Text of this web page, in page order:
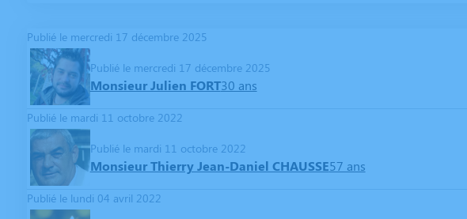
Publié le mercredi 17 décembre 2025
Publié le mercredi 17 décembre 2025
Monsieur Julien FORT30 ans
Publié le mardi 11 octobre 2022
Publié le mardi 11 octobre 2022
Monsieur Thierry Jean-Daniel CHAUSSE57 ans
Publié le lundi 04 avril 2022